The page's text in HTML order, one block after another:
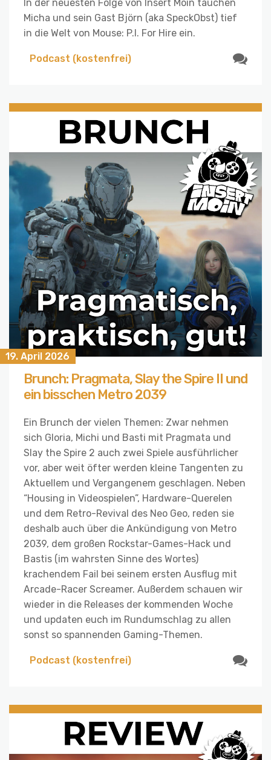
In der neuesten Folge von Insert Moin tauchen
Micha und sein Gast Björn (aka SpeckObst) tief
in die Welt von Mouse: P.I. For Hire ein.
Podcast (kostenfrei)
19. April 2026
Brunch: Pragmata, Slay the Spire II und
ein bisschen Metro 2039
Ein Brunch der vielen Themen: Zwar nehmen
sich Gloria, Michi und Basti mit Pragmata und
Slay the Spire 2 auch zwei Spiele ausführlicher
vor, aber weit öfter werden kleine Tangenten zu
Aktuellem und Vergangenem geschlagen. Neben
“Housing in Videospielen”, Hardware-Querelen
und dem Retro-Revival des Neo Geo, reden sie
deshalb auch über die Ankündigung von Metro
2039, dem großen Rockstar-Games-Hack und
Bastis (im wahrsten Sinne des Wortes)
krachendem Fail bei seinem ersten Ausflug mit
Arcade-Racer Screamer. Außerdem schauen wir
wieder in die Releases der kommenden Woche
und updaten euch im Rundumschlag zu allen
sonst so spannenden Gaming-Themen.
Podcast (kostenfrei)